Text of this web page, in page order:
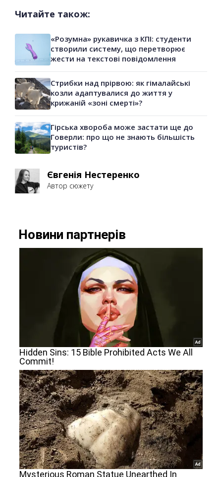
Читайте також:
«Розумна» рукавичка з КПІ: студенти
створили систему, що перетворює
жести на текстові повідомлення
Стрибки над прірвою: як гімалайські
козли адаптувалися до життя у
крижаній «зоні смерті»?
Гірська хвороба може застати ще до
Говерли: про що не знають більшість
туристів?
Євгенія Нестеренко
Автор сюжету